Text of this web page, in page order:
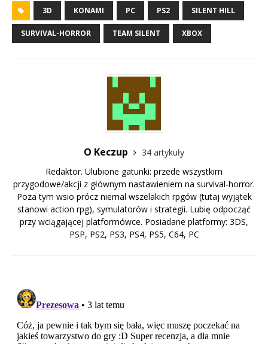
3D KONAMI PC PS2 SILENT HILL
SURVIVAL-HORROR TEAM SILENT XBOX
O Keczup
34 artykuły
Redaktor. Ulubione gatunki: przede wszystkim
przygodowe/akcji z głównym nastawieniem na survival-horror.
Poza tym wsio prócz niemal wszelakich rpgów (tutaj wyjątek
stanowi action rpg), symulatorów i strategii. Lubię odpocząć
przy wciągającej platformówce. Posiadane platformy: 3DS,
PSP, PS2, PS3, PS4, PS5, C64, PC